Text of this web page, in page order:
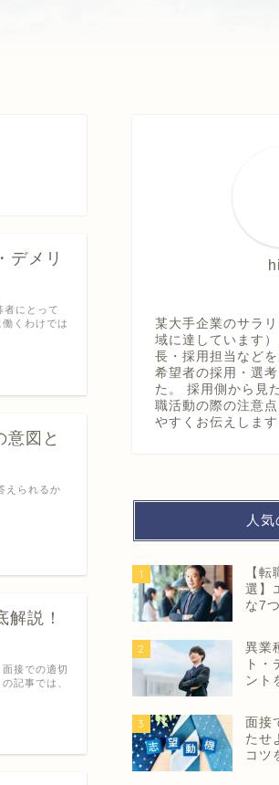
デメリ
者にとって
くわけでは
意図と
えられるか
解説！
接での適切
記事では、
某大手企業のサラ
域に達しています
長・採用担当など
希望者の採用・選
た。 採用側から見
職活動の際の注意
やすくお伝えします
人
1
【
選】
な7
2
異業
ト
ント
3
面接
たせ
コツ